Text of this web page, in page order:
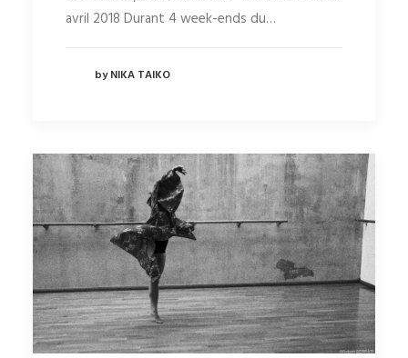
avril 2018 Durant 4 week-ends du…
by NIKA TAIKO